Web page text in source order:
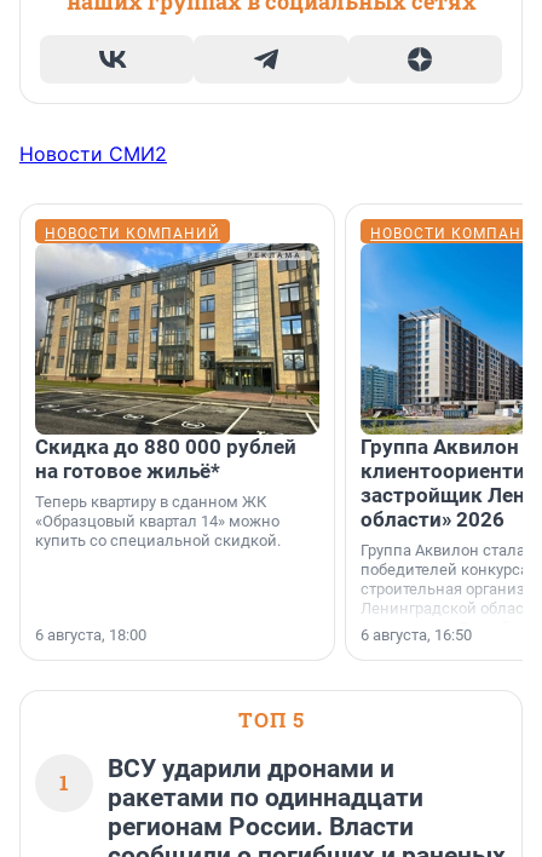
Новости СМИ2
НОВОСТИ КОМПАНИЙ
Скидка до 880 000 рублей
на готовое жильё*
Теперь квартиру в сданном ЖК
«Образцовый квартал 14» можно
купить со специальной скидкой.
6 августа, 18:00
НОВОСТИ
Группа Аквилон
застройщик
области» 2026
Группа Аквилон стала
победителей конкурса
строительная
Ленинградской области
номинации «Самый
застройщик
области».
6 августа, 16:50
ТОП 5
1
ВСУ ударили дронами и
ракетами по одиннадцати
регионам России. Власти